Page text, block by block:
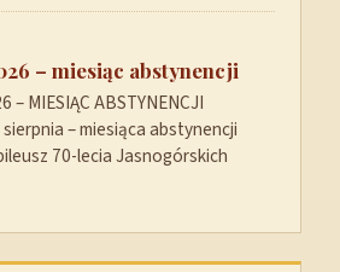
– miesiąc abstynencji
– MIESIĄC ABSTYNENCJI
– miesiąca abstynencji
70-lecia Jasnogórskich